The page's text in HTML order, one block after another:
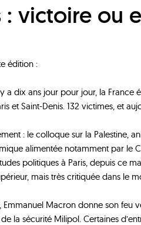
: victoire ou
édition :
a dix ans jour pour jour, la France
et Saint-Denis. 132 victimes, et
: le colloque sur la Palestine,
alimentée notamment par le
politiques à Paris, depuis ce
mais très critiquée dans le
Emmanuel Macron donne son feu
la sécurité Milipol. Certaines